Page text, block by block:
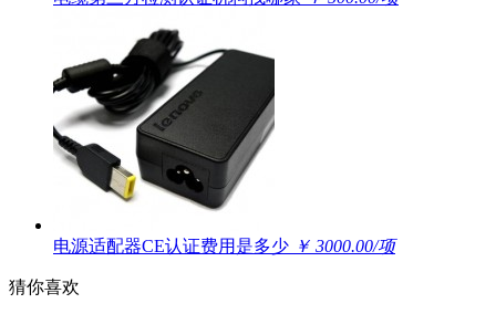
电源适配器CE认证费用是多少 ￥ 3000.00/项
猜你喜欢